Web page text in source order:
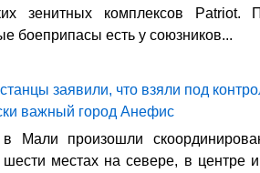
зенитных комплексов Patriot.
боеприпасы есть у союзников...
заявили, что взяли под
важный город Анефис
Мали произошли
местах на севере, в центре